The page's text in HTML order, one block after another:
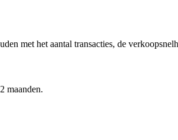
met het aantal transacties, de
maanden.